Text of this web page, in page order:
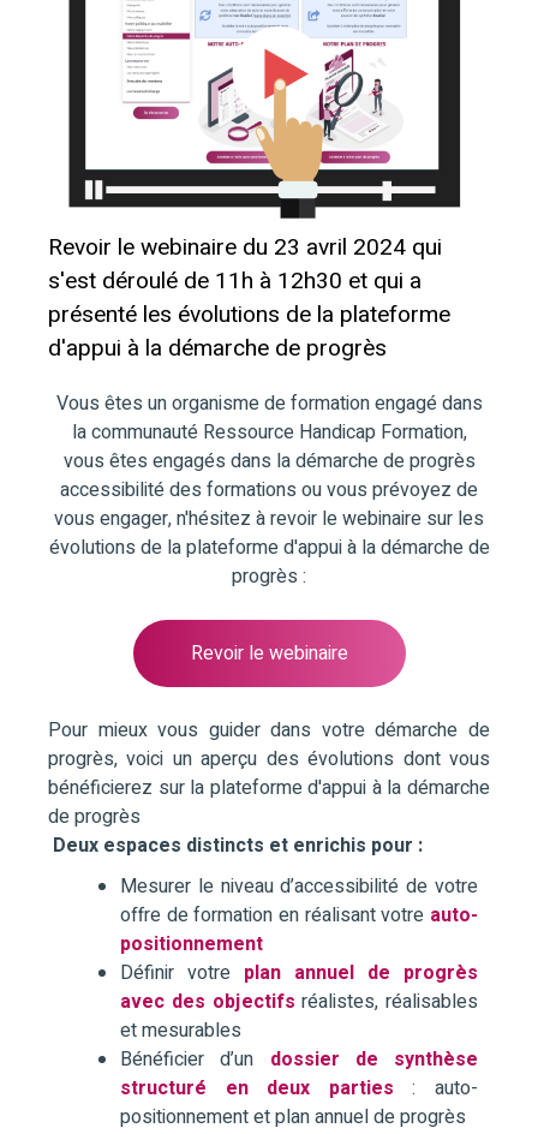
Revoir le webinaire du 23 avril 2024 qui
s'est déroulé de 11h à 12h30 et qui a
présenté les évolutions de la plateforme
d'appui à la démarche de progrès
Vous êtes un organisme de formation engagé dans
la communauté Ressource Handicap Formation,
vous êtes engagés dans la démarche de progrès
accessibilité des formations ou vous prévoyez de
vous engager, n'hésitez à revoir le webinaire sur les
évolutions de la plateforme d'appui à la démarche de
progrès :
Revoir le webinaire
Pour mieux vous guider dans votre démarche de
progrès, voici un aperçu des évolutions dont vous
bénéficierez sur la plateforme d'appui à la démarche
de progrès
Deux espaces distincts et enrichis pour :
Mesurer le niveau d’accessibilité de votre
offre de formation en réalisant votre auto-
positionnement
Définir votre plan annuel de progrès
avec des objectifs réalistes, réalisables
et mesurables
Bénéficier d’un dossier de synthèse
structuré en deux parties : auto-
positionnement et plan annuel de progrès